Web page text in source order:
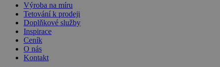
Výroba na míru
Tetování k prodeji
Doplňkové služby
Inspirace
Ceník
O nás
Kontakt